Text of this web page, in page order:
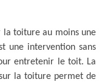
la toiture au moins une
une intervention sans
entretenir le toit. La
la toiture permet de